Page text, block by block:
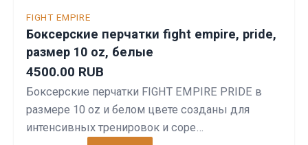
FIGHT EMPIRE
Боксерские перчатки fight empire, pride,
размер 10 oz, белые
4500.00 RUB
Боксерские перчатки FIGHT EMPIRE PRIDE в
размере 10 oz и белом цвете созданы для
интенсивных тренировок и соре…